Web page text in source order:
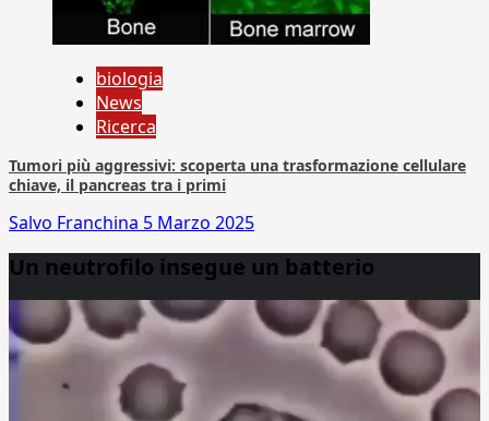
biologia
News
Ricerca
Tumori più aggressivi: scoperta una trasformazione cellulare
chiave, il pancreas tra i primi
Salvo Franchina 5 Marzo 2025
Un neutrofilo insegue un batterio
Player